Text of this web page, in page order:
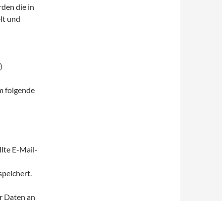
die in
und
folgende
E-Mail-
Daten an